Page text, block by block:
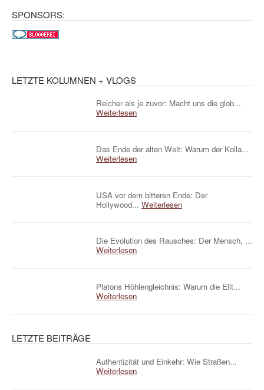
SPONSORS:
LETZTE KOLUMNEN + VLOGS
Reicher als je zuvor: Macht uns die glob...
Weiterlesen
Das Ende der alten Welt: Warum der Kolla...
Weiterlesen
USA vor dem bitteren Ende: Der
Hollywood... Weiterlesen
Die Evolution des Rausches: Der Mensch, ...
Weiterlesen
Platons Höhlengleichnis: Warum die Elit...
Weiterlesen
LETZTE BEITRÄGE
Authentizität und Einkehr: Wie Straßen...
Weiterlesen